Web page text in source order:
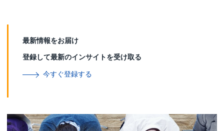
最新情報をお届け
登録して最新のインサイトを受け取る
今すぐ登録する